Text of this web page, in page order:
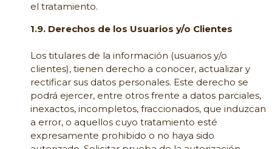
el tratamiento.
1.9. Derechos de los Usuarios y/o Clientes
Los titulares de la información (usuarios y/o
clientes), tienen derecho a conocer, actualizar y
rectificar sus datos personales. Este derecho se
podrá ejercer, entre otros frente a datos parciales,
inexactos, incompletos, fraccionados, que induzcan
a error, o aquellos cuyo tratamiento esté
expresamente prohibido o no haya sido